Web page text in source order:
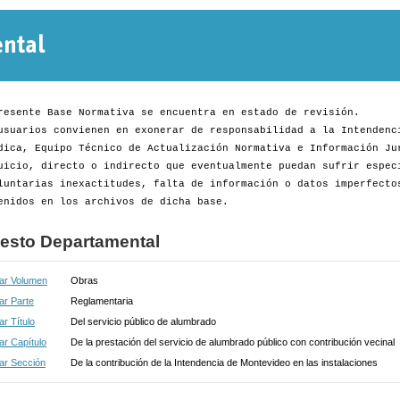
Base Normativa se encuentra en estado de revisión.
convienen en exonerar de responsabilidad a la
Equipo Técnico de Actualización Normativa e Información
directo o indirecto que eventualmente puedan sufrir
inexactitudes, falta de información o datos
en los archivos de dicha base.
Departamental
Volumen
Obras
Parte
Reglamentaria
Título
Del servicio público de alumbrado
Capítulo
De la prestación del servicio de alumbrado público con contribución vecinal
Sección
De la contribución de la Intendencia de Montevideo en las instalaciones